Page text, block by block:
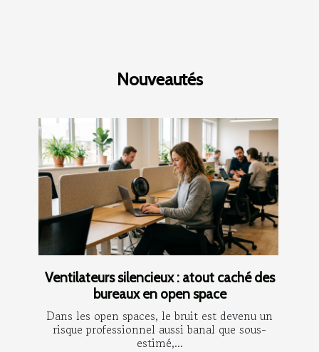
Nouveautés
Ventilateurs silencieux : atout caché des
bureaux en open space
Dans les open spaces, le bruit est devenu un
risque professionnel aussi banal que sous-
estimé,...